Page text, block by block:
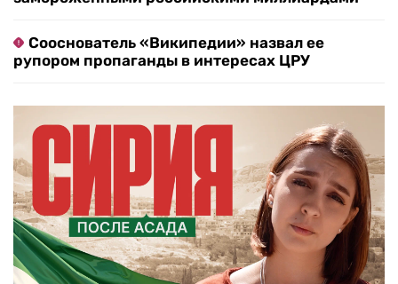
Сооснователь «Википедии» назвал ее
рупором пропаганды в интересах ЦРУ